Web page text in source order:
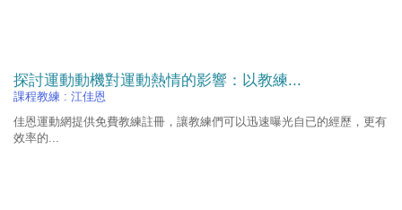
探討運動動機對運動熱情的影響：以教練...
課程教練 : 江佳恩
佳恩運動網提供免費教練註冊，讓教練們可以迅速曝光自已的經歷，更有
效率的...